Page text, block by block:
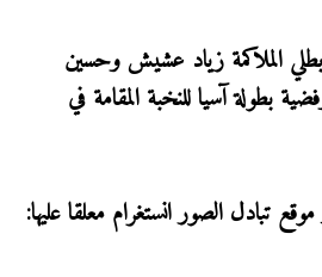
بطلي الملاكمة زياد عشيش وحسين
بطولة آسيا للنخبة المقامة في
تبادل الصور انستغرام معلقا عليها: